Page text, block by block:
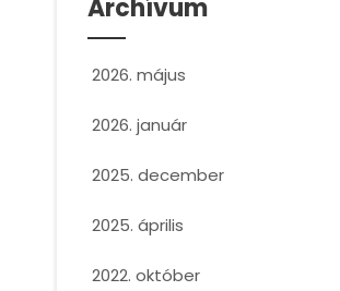
Archívum
2026. május
2026. január
2025. december
2025. április
2022. október